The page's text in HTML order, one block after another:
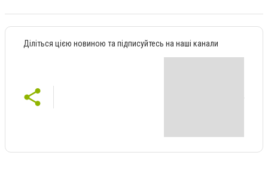
Діліться цією новиною та підписуйтесь на наші канали